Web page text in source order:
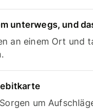
unterwegs, und
an einem Ort und
um